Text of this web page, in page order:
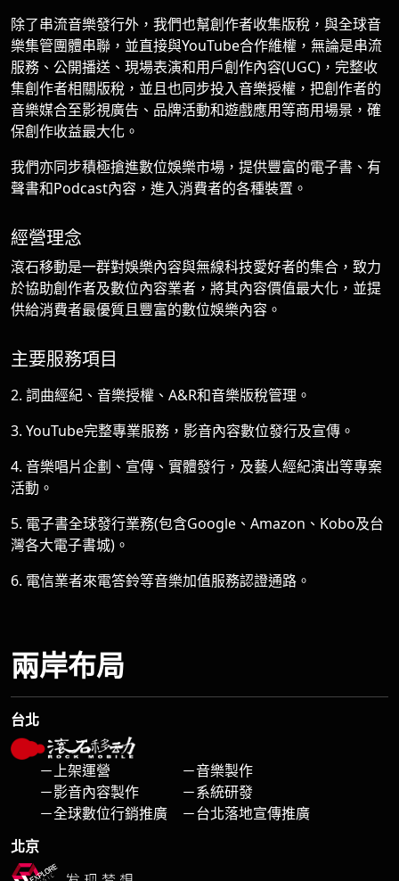
除了串流音樂發行外，我們也幫創作者收集版稅，與全球音
樂集管團體串聯，並直接與YouTube合作維權，無論是串流
服務、公開播送、現場表演和用戶創作內容(UGC)，完整收
集創作者相關版稅，並且也同步投入音樂授權，把創作者的
音樂媒合至影視廣告、品牌活動和遊戲應用等商用場景，確
保創作收益最大化。
我們亦同步積極搶進數位娛樂市場，提供豐富的電子書、有
聲書和Podcast內容，進入消費者的各種裝置。
經營理念
滾石移動是一群對娛樂內容與無線科技愛好者的集合，致力
於協助創作者及數位內容業者，將其內容價值最大化，並提
供給消費者最優質且豐富的數位娛樂內容。
主要服務項目
2. 詞曲經紀、音樂授權、A&R和音樂版稅管理。
3. YouTube完整專業服務，影音內容數位發行及宣傳。
4. 音樂唱片企劃、宣傳、實體發行，及藝人經紀演出等專案
活動。
5. 電子書全球發行業務(包含Google、Amazon、Kobo及台
灣各大電子書城)。
6. 電信業者來電答鈴等音樂加值服務認證通路。
兩岸布局
台北
－上架運營 －音樂製作
－影音內容製作 －系統研發
－全球數位行銷推廣 －台北落地宣傳推廣
北京